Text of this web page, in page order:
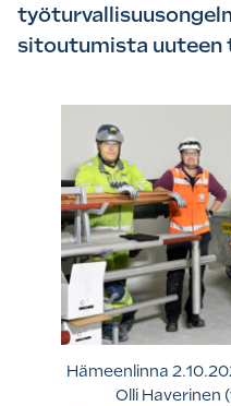
sitoutumista uuteen
Hämeenlinna
Olli Haverinen